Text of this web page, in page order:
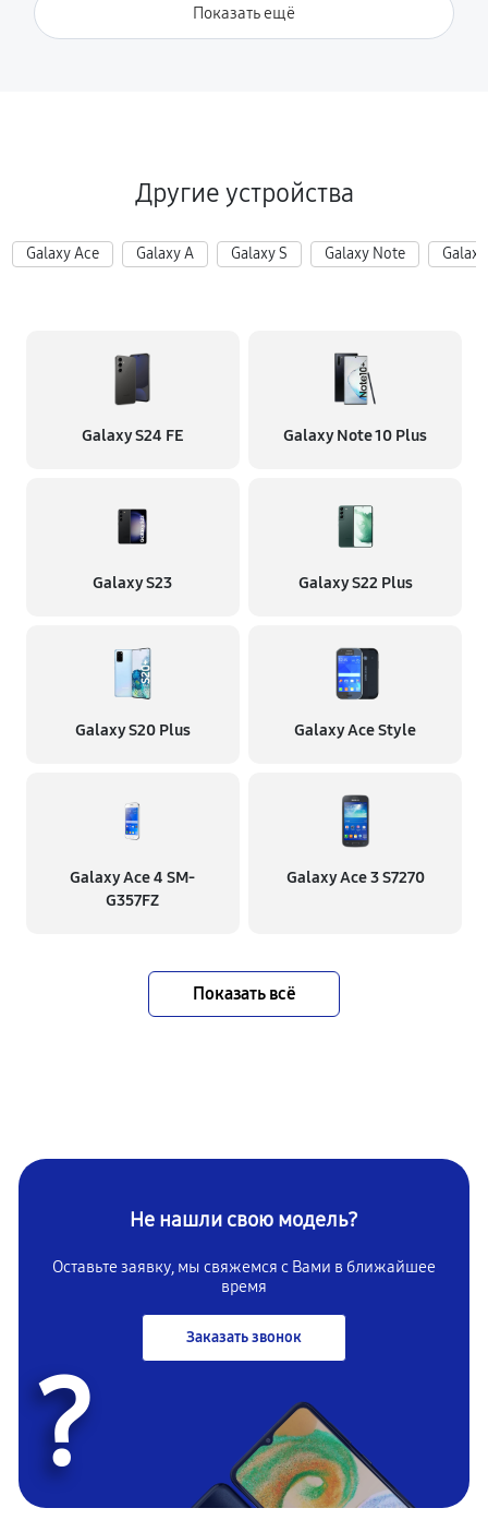
Показать ещё
Другие устройства
Galaxy Ace Galaxy A Galaxy S Galaxy Note
Galaxy S24 FE Galaxy Note 10 Plus
Galaxy S23 Galaxy S22 Plus
Galaxy S20 Plus Galaxy Ace Style
Galaxy Ace 4 SM-
G357FZ
Galaxy Ace 3 S7270
Показать всё
Не нашли свою модель?
Оставьте заявку, мы свяжемся с Вами в ближайшее
время
Заказать звонок
?